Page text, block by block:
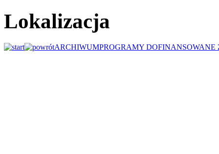
Lokalizacja
ARCHIWUMPROGRAMY